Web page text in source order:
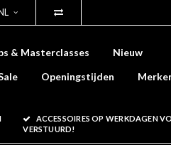
& Masterclasses
Nieuw
Openingstijden
ACCESSOIRES OP WERKDAGEN
VERSTUURD!